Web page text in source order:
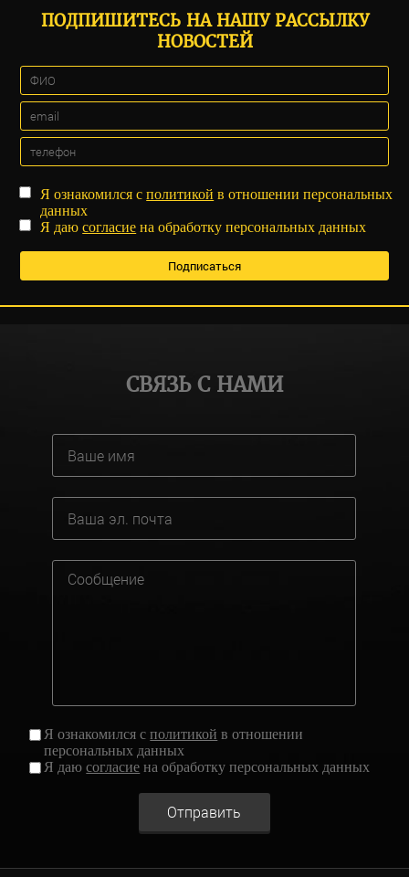
ПОДПИШИТЕСЬ НА НАШУ РАССЫЛКУ
НОВОСТЕЙ
Я ознакомился сполитикой в отношении персональных
данных
Я даюсогласие на обработку персональных данных
СВЯЗЬ С НАМИ
Я ознакомился сполитикой в отношении
персональных данных
Я даюсогласие на обработку персональных данных
Отправить